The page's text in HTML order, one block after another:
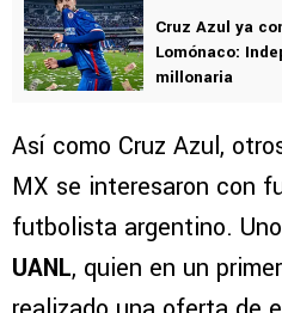
para nada bajo.
Cruz Azul ya
Lomónaco:
millonaria
Así como Cruz Azul,
MX se interesaron con